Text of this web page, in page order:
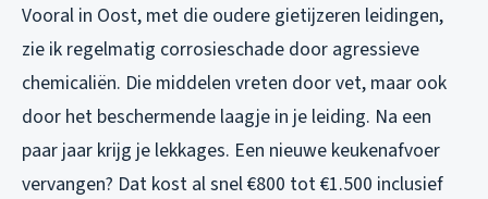
Vooral in Oost, met die oudere gietijzeren leidingen,
zie ik regelmatig corrosieschade door agressieve
chemicaliën. Die middelen vreten door vet, maar ook
door het beschermende laagje in je leiding. Na een
paar jaar krijg je lekkages. Een nieuwe keukenafvoer
vervangen? Dat kost al snel €800 tot €1.500 inclusief